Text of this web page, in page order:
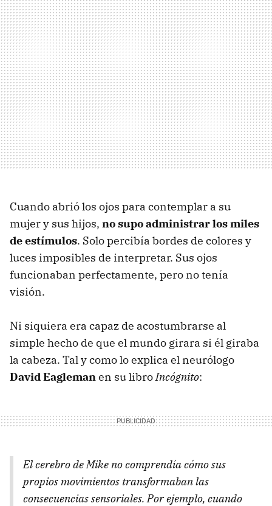
Cuando abrió los ojos para contemplar a su
mujer y sus hijos, no supo administrar los miles
de estímulos. Solo percibía bordes de colores y
luces imposibles de interpretar. Sus ojos
funcionaban perfectamente, pero no tenía
visión.
Ni siquiera era capaz de acostumbrarse al
simple hecho de que el mundo girara si él giraba
la cabeza. Tal y como lo explica el neurólogo
David Eaglemanen su libroIncógnito:
El cerebro de Mike no comprendía cómo sus
propios movimientos transformaban las
consecuencias sensoriales. Por ejemplo, cuando